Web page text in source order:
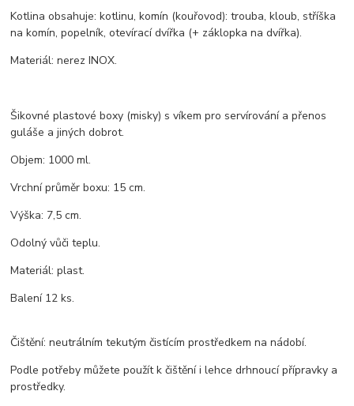
Kotlina obsahuje: kotlinu, komín (kouřovod): trouba, kloub, stříška
na komín, popelník, otevírací dvířka (+ záklopka na dvířka).
Materiál: nerez INOX.
Šikovné plastové boxy (misky) s víkem pro servírování a přenos
guláše a jiných dobrot.
Objem: 1000 ml.
Vrchní průměr boxu: 15 cm.
Výška: 7,5 cm.
Odolný vůči teplu.
Materiál: plast.
Balení 12 ks.
Čištění: neutrálním tekutým čistícím prostředkem na nádobí.
Podle potřeby můžete použít k čištění i lehce drhnoucí přípravky a
prostředky.